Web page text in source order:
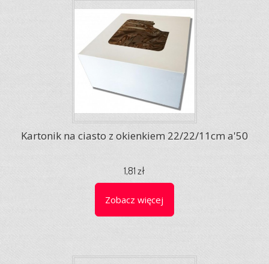
Kartonik na ciasto z okienkiem 22/22/11cm a'50
1,81 zł
Zobacz więcej